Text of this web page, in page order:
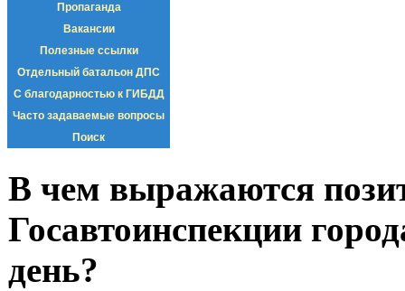
Пропаганда
Вакансии
Полезные ссылки
Отдельный батальон ДПС
С благодарностью к ГИБДД
Часто задаваемые вопросы
Поиск
В чем выражаются
Госавтоинспекции
день?